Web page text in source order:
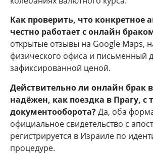
Как проверить, что конкретное
честно работает с онлайн
открытые отзывы на Google Maps,
физического офиса и письменный
зафиксированной ценой.
Действительно ли онлайн брак
надёжен, как поездка в Прагу, с
документооборота?Да, оба
официальное свидетельство с
регистрируется в Израиле по
процедуре.